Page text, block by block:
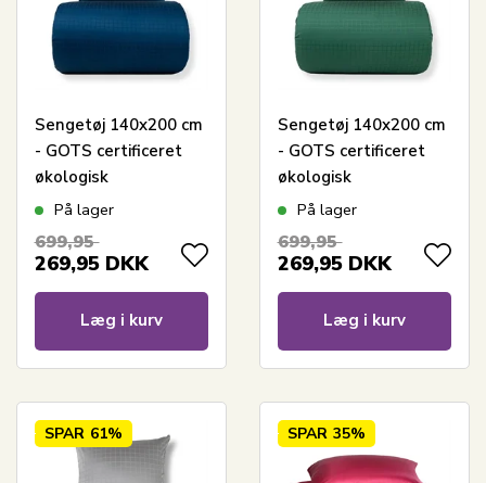
Sengetøj 140x200 cm
- GOTS certificeret
økologisk
bomuldssatin - Blå
På lager
699,95
269,95 DKK
Læg i kurv
Sengetøj 140x200 cm
- GOTS certificeret
økologisk
bomuldssatin -
jacquardvævede tern
På lager
699,95
269,95 DKK
Læg i kurv
SPAR 61% SPAR 35%